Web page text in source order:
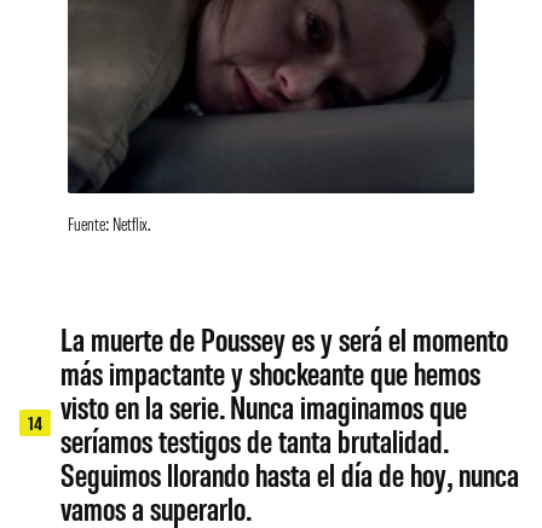
Fuente: Netflix.
14
La muerte de Poussey es y será el momento
más impactante y shockeante que hemos
visto en la serie. Nunca imaginamos que
seríamos testigos de tanta brutalidad.
Seguimos llorando hasta el día de hoy, nunca
vamos a superarlo.